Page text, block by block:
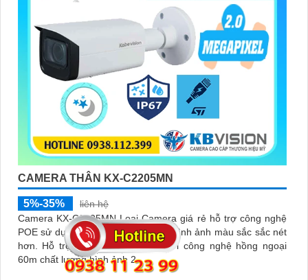
CAMERA THÂN KX-C2205MN
5%-35%
liên hệ
Camera KX-C2205MN Loại Camera giá rẻ hỗ trợ công nghệ
POE sử dụng Chip CMOS để xử lý hình ảnh màu sắc sắc nét
hơn. Hỗ trợ hình ảnh ban đêm với công nghệ hồng ngoại
60m chất lượng hình ảnh 2